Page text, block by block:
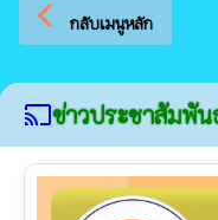
arrow_back_ios กลับเมนูหลัก
castข่าวประชาสัมพั